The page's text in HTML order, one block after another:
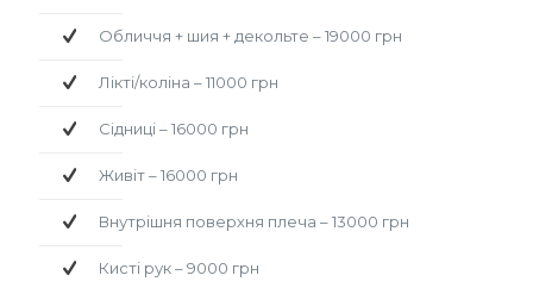
Обличчя + шия + декольте – 19000 грн
Лікті/коліна – 11000 грн
Сідниці – 16000 грн
Живіт – 16000 грн
Внутрішня поверхня плеча – 13000 грн
Кисті рук – 9000 грн